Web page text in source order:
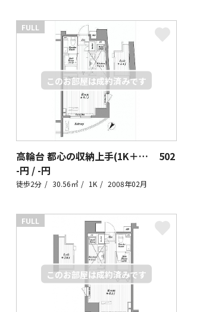
FULL
高輪台 都心の収納上手(1K＋ロフト)
502
-円 / -円
徒歩2分 30.56㎡ 1K 2008年02月
FULL